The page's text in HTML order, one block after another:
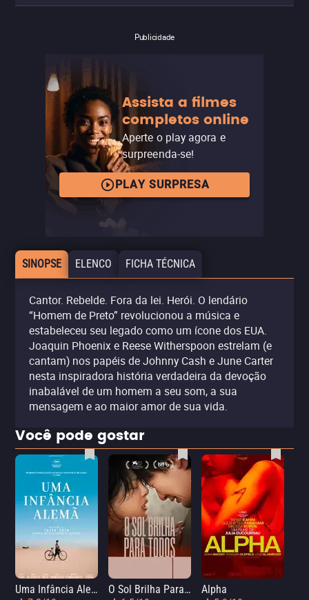
Publicidade
Assista a filmes
completos online
Aperte o play agora e
surpreenda-se!
PLAY SURPRESA
SINOPSE ELENCO FICHA TÉCNICA
Cantor. Rebelde. Fora da lei. Herói. O lendário
“Homem de Preto” revolucionou a música e
estabeleceu seu legado como um ícone dos EUA.
Joaquin Phoenix e Reese Witherspoon estrelam (e
cantam) nos papéis de Johnny Cash e June Carter
nesta inspiradora história verdadeira da devoção
inabalável de um homem a seu som, a sua
mensagem e ao maior amor de sua vida.
Você pode gostar
Uma Infância Alemã
O Sol Brilha Para Todos
Alpha